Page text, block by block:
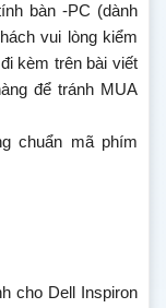
bàn -PC (dành
vui lòng kiểm
kèm trên bài viết
để tránh MUA
chuẩn mã phím
cho Dell Inspiron